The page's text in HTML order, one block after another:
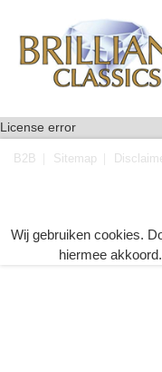
License error
B2B Sitemap
Wij gebruiken cookies.
hiermee akkoord.